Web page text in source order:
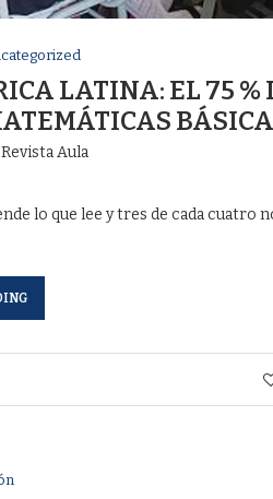
LATINA: EL 75 %
Aula
lo que lee y tres de cada cuatro